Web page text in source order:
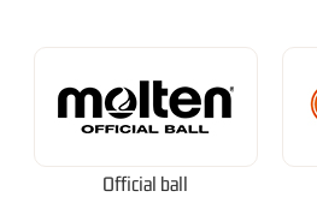
Official ball